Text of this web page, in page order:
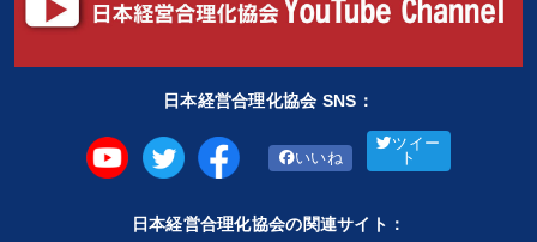
日本経営合理化協会 SNS：
いいね
ツイー
ト
日本経営合理化協会の関連サイト：